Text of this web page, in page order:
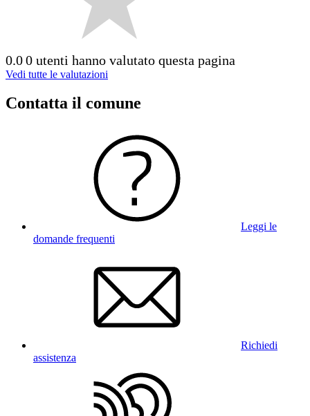
0.00 utenti hanno valutato questa pagina
Vedi tutte le valutazioni
Contatta il comune
Leggi le
domande frequenti
Richiedi
assistenza